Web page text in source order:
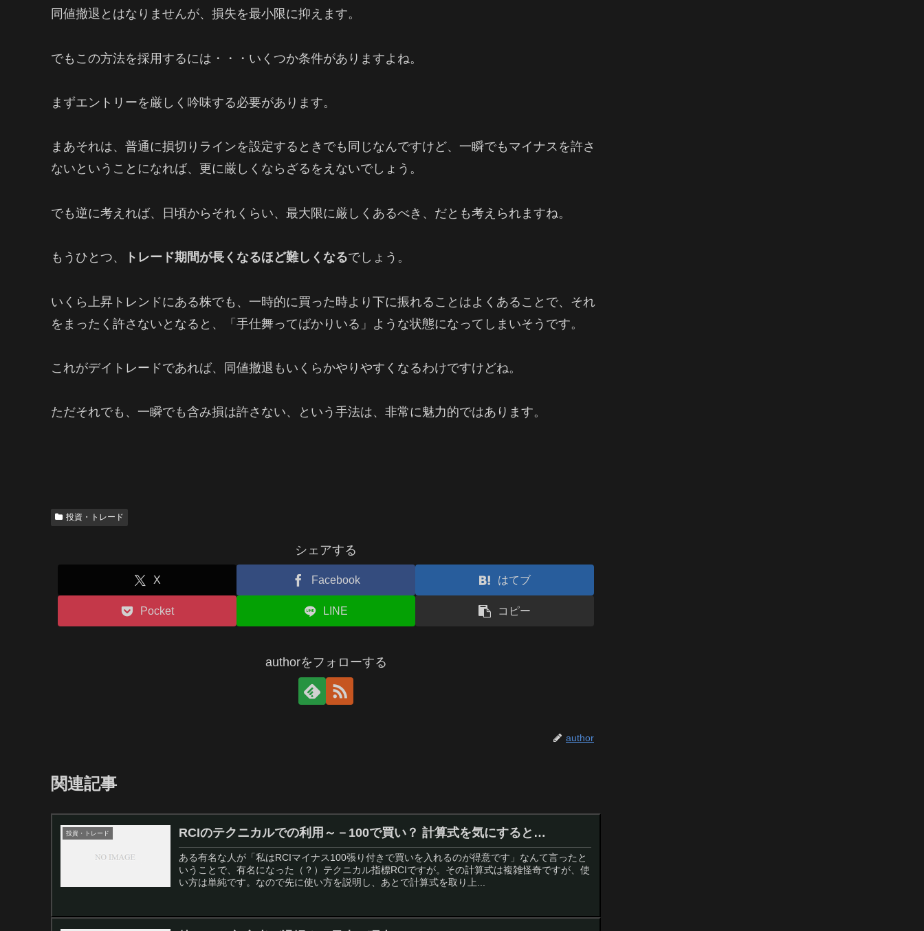
同値撤退とはなりませんが、損失を最小限に抑えます。
でもこの方法を採用するには・・・いくつか条件がありますよね。
まずエントリーを厳しく吟味する必要があります。
まあそれは、普通に損切りラインを設定するときでも同じなんですけど、一瞬でもマイナスを許さ
ないということになれば、更に厳しくならざるをえないでしょう。
でも逆に考えれば、日頃からそれくらい、最大限に厳しくあるべき、だとも考えられますね。
もうひとつ、 トレード期間が長くなるほど難しくなるでしょう。
いくら上昇トレンドにある株でも、一時的に買った時より下に振れることはよくあることで、それ
をまったく許さないとなると、「手仕舞ってばかりいる」ような状態になってしまいそうです。
これがデイトレードであれば、同値撤退もいくらかやりやすくなるわけですけどね。
ただそれでも、一瞬でも含み損は許さない、という手法は、非常に魅力的ではあります。
投資・トレード
シェアする
X Facebook はてブ
Pocket LINE コピー
authorをフォローする
author
関連記事
投資・トレード RCIのテクニカルでの利用～－100で買い？ 計算式を気にすると…
ある有名な人が「私はRCIマイナス100張り付きで買いを入れるのが得意です」なんて言ったと
いうことで、有名になった（？）テクニカル指標RCIですが。その計算式は複雑怪奇ですが、使
い方は単純です。なので先に使い方を説明し、あとで計算式を取り上...